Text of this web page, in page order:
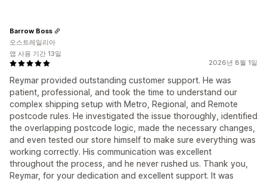
2026년 8월 1일
Reymar provided outstanding customer support. He was
patient, professional, and took the time to understand our
complex shipping setup with Metro, Regional, and Remote
postcode rules. He investigated the issue thoroughly, identified
the overlapping postcode logic, made the necessary changes,
and even tested our store himself to make sure everything was
working correctly. His communication was excellent
throughout the process, and he never rushed us. Thank you,
Reymar, for your dedication and excellent support. It was
Barrow Boss
오스트레일리아
앱 사용 기간 13일